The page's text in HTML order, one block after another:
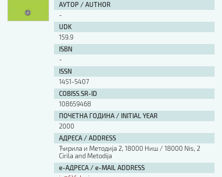
АУТОР / AUTHOR
-
UDK
159.9
ISBN
-
ISSN
1451-5407
COBISS.SR-ID
108659468
ПОЧЕТНА ГОДИНА / INITIAL YEAR
2000
АДРЕСА / ADDRESS
Ћирила и Методија 2, 18000 Ниш / 18000 Nis, 2
Cirila and Metodija
е-АДРЕСА / e-MAIL ADDRESS